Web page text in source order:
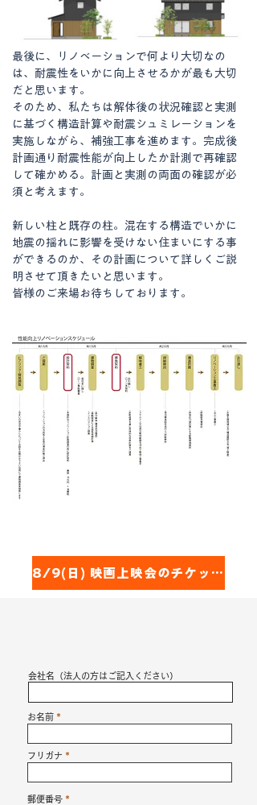
最後に、リノベーションで何より大切なの
は、耐震性をいかに向上させるかが最も大切
だと思います。
そのため、私たちは解体後の状況確認と実測
に基づく構造計算や耐震シュミレーションを
実施しながら、補強工事を進めます。完成後
計画通り耐震性能が向上したか計測で再確認
して確かめる。計画と実測の両面の確認が必
須と考えます。
新しい柱と既存の柱。混在する構造でいかに
地震の揺れに影響を受けない住まいにする事
ができるのか、その計画について詳しくご説
明させて頂きたいと思います。
皆様のご来場お待ちしております。
8/9(日) 映画上映会のチケット購入はこちらから
会社名（法人の方はご記入ください）
お名前
フリガナ
郵便番号